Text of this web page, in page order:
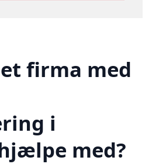
firma med
i
med?